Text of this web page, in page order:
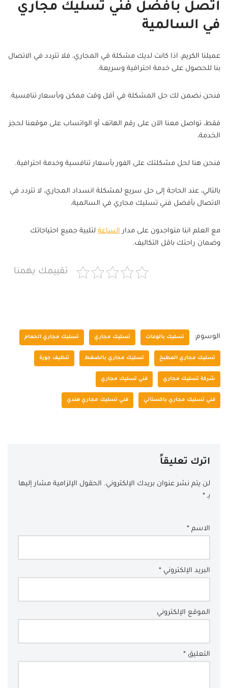
اتصل بأفضل فني تسليك مجاري
في السالمية
عميلنا الكريم، اذا كانت لديك مشكلة في المجاري، فلا تتردد في الاتصال
بنا للحصول على خدمة احترافية وسريعة.
فنحن نضمن لك حل المشكلة في أقل وقت ممكن وبأسعار تنافسية.
فقط، تواصل معنا الآن على رقم الهاتف أو الواتساب على موقعنا لحجز
الخدمة،
فنحن هنا لحل مشكلتك على الفور بأسعار تنافسية وخدمة احترافية.
بالتالي، عند الحاجة إلى حل سريع لمشكلة انسداد المجاري، لا تتردد في
الاتصال بأفضل فني تسليك مجاري في السالمية،
مع العلم اننا متواجدون على مدارالساعة لتلبية جميع احتياجاتك
وضمان راحتك باقل التكاليف.
تقييمك يهمنا
الوسوم: تسليك بالوعات تسليك مجاري تسليك مجاري الحمام
تسليك مجاري المطبخ تسليك مجاري بالضغط تنظيف جورة
شركة تسليك مجاري فني تسليك مجاري
فني تسليك مجاري باكستاني فني تسليك مجاري هندي
اترك تعليقاً
لن يتم نشر عنوان بريدك الإلكتروني. الحقول الإلزامية مشار إليها
بـ *
الاسم *
البريد الإلكتروني *
الموقع الإلكتروني
التعليق *